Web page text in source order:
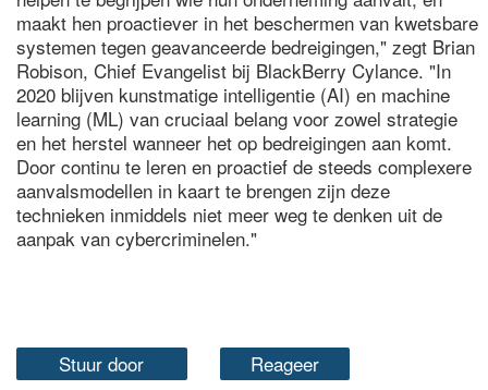
maakt hen proactiever in het beschermen van kwetsbare
systemen tegen geavanceerde bedreigingen," zegt Brian
Robison, Chief Evangelist bij BlackBerry Cylance. "In
2020 blijven kunstmatige intelligentie (AI) en machine
learning (ML) van cruciaal belang voor zowel strategie
en het herstel wanneer het op bedreigingen aan komt.
Door continu te leren en proactief de steeds complexere
aanvalsmodellen in kaart te brengen zijn deze
technieken inmiddels niet meer weg te denken uit de
aanpak van cybercriminelen."
Stuur door Reageer